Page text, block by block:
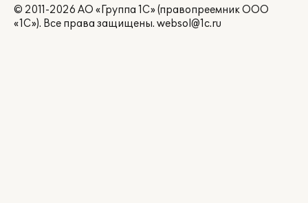
© 2011-2026 АО «Группа 1С» (правопреемник ООО
«1С»). Все права защищены. websol@1c.ru